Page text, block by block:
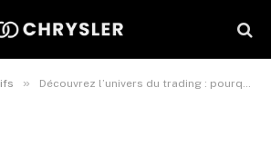
» Découvrez l’univers du trading : pourquoi suivre une formation trading adaptée à tous les profils ?